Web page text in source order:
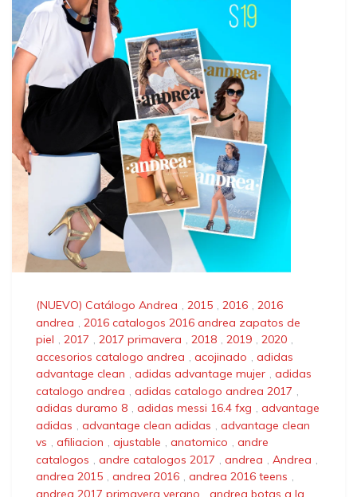
(NUEVO) Catálogo Andrea , 2015 , 2016 , 2016
andrea , 2016 catalogos 2016 andrea zapatos de
piel , 2017 , 2017 primavera , 2018 , 2019 , 2020 ,
accesorios catalogo andrea , acojinado , adidas
advantage clean , adidas advantage mujer , adidas
catalogo andrea , adidas catalogo andrea 2017 ,
adidas duramo 8 , adidas messi 16.4 fxg , advantage
adidas , advantage clean adidas , advantage clean
vs , afiliacion , ajustable , anatomico , andre
catalogos , andre catalogos 2017 , andrea , Andrea ,
andrea 2015 , andrea 2016 , andrea 2016 teens ,
andrea 2017 primavera verano , andrea botas a la